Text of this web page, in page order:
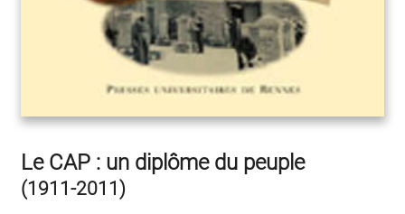
Le CAP : un diplôme du peuple
(1911-2011)